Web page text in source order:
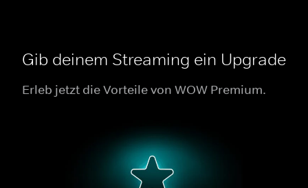
Gib deinem Streaming ein Upgrade
Erleb jetzt die Vorteile von WOW Premium.